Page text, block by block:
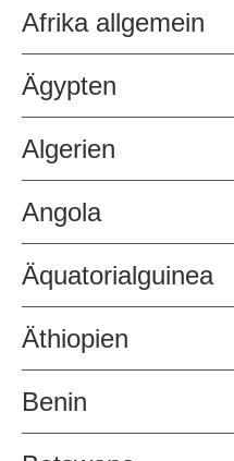
Afrika allgemein
Ägypten
Algerien
Angola
Äquatorialguinea
Äthiopien
Benin